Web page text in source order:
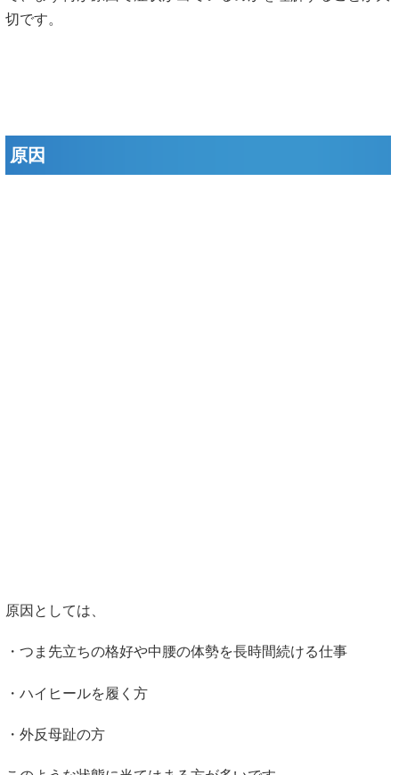
切です。
原因
原因としては、
・つま先立ちの格好や中腰の体勢を長時間続ける仕事
・ハイヒールを履く方
・外反母趾の方